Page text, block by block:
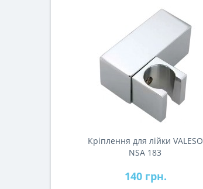
Кріплення для лійки VALESO
NSA 183
140 грн.